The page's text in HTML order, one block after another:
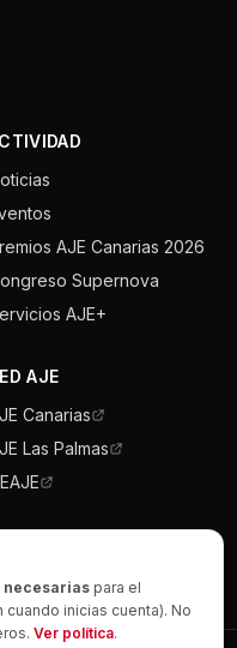
AJE Canarias 2026
Supernova
AJE+
AJE
Canarias
Las Palmas
para el
inicias cuenta). No
Ver política.